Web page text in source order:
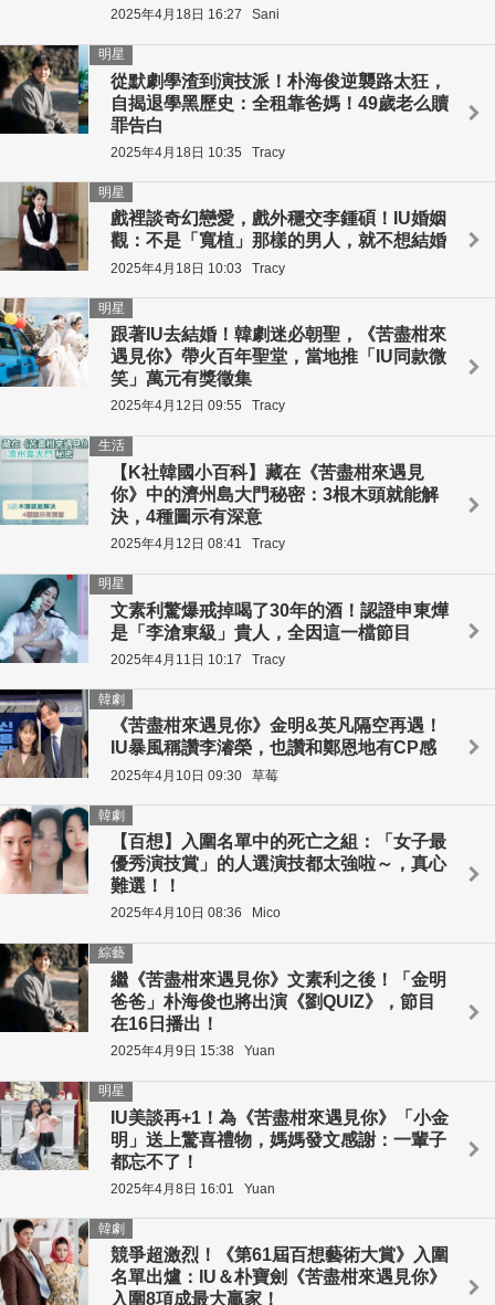
2025年4月18日 16:27 Sani
從默劇學渣到演技派！朴海俊逆襲路太狂，
自揭退學黑歷史：全租靠爸媽！49歲老么贖
罪告白
明星
2025年4月18日 10:35 Tracy
戲裡談奇幻戀愛，戲外穩交李鍾碩！IU婚姻
觀：不是「寬植」那樣的男人，就不想結婚
明星
2025年4月18日 10:03 Tracy
跟著IU去結婚！韓劇迷必朝聖，《苦盡柑來
遇見你》帶火百年聖堂，當地推「IU同款微
笑」萬元有獎徵集
明星
2025年4月12日 09:55 Tracy
【K社韓國小百科】藏在《苦盡柑來遇見
你》中的濟州島大門秘密：3根木頭就能解
決，4種圖示有深意
生活
2025年4月12日 08:41 Tracy
文素利驚爆戒掉喝了30年的酒！認證申東燁
是「李滄東級」貴人，全因這一檔節目
明星
2025年4月11日 10:17 Tracy
《苦盡柑來遇見你》金明&英凡隔空再遇！
IU暴風稱讚李濬榮，也讚和鄭恩地有CP感
韓劇
2025年4月10日 09:30 草莓
【百想】入圍名單中的死亡之組：「女子最
優秀演技賞」的人選演技都太強啦～，真心
難選！！
韓劇
2025年4月10日 08:36 Mico
繼《苦盡柑來遇見你》文素利之後！「金明
爸爸」朴海俊也將出演《劉QUIZ》，節目
在16日播出！
綜藝
2025年4月9日 15:38 Yuan
IU美談再+1！為《苦盡柑來遇見你》「小金
明」送上驚喜禮物，媽媽發文感謝：一輩子
都忘不了！
明星
2025年4月8日 16:01 Yuan
競爭超激烈！《第61屆百想藝術大賞》入圍
名單出爐：IU＆朴寶劍《苦盡柑來遇見你》
入圍8項成最大贏家！
韓劇